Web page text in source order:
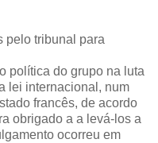
pelo tribunal para
política do grupo na luta
lei internacional, num
francês, de acordo
obrigado a a levá-los a
ocorreu em